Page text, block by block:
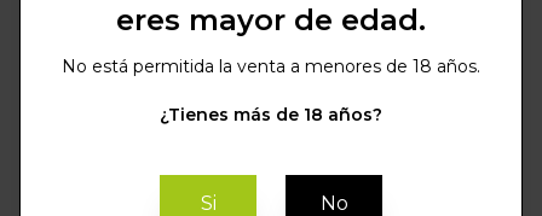
eres mayor de edad.
No está permitida la venta a menores de 18 años.
¿Tienes más de 18 años?
Si No